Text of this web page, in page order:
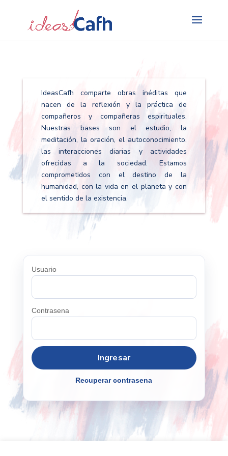
IdeasCafh comparte obras inéditas que
nacen de la reflexión y la práctica de
compañeros y compañeras espirituales.
Nuestras bases son el estudio, la
meditación, la oración, el autoconocimiento,
las interacciones diarias y actividades
ofrecidas a la sociedad. Estamos
comprometidos con el destino de la
humanidad, con la vida en el planeta y con
el sentido de la existencia.
Usuario
Contrasena
Recuperar contrasena